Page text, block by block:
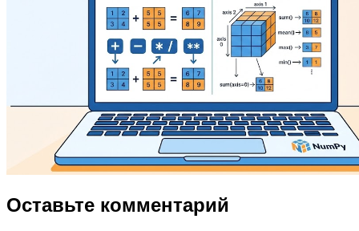
Оставьте комментарий